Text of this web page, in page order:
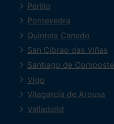
Perillo
Pontevedra
Quintela Canedo
San Cibrao das Viñas
Santiago de
Vigo
Vilagarcía de Arousa
Valladolid